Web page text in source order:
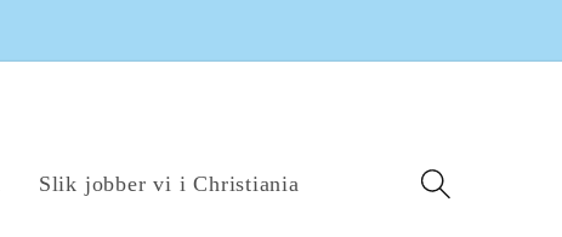
Slik jobber vi i Christiania